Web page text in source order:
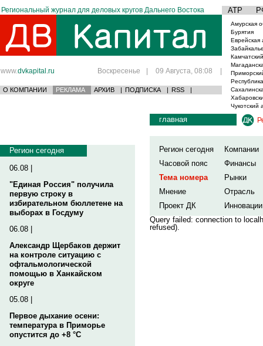
Региональный журнал для деловых кругов Дальнего Востока АТР
www.dvkapital.ru Воскресенье | 09 Августа, 08:08 |
О КОМПАНИИ РЕКЛАМА АРХИВ | ПОДПИСКА | RSS |
Амурская
Бурятия
Еврейская
Чукотский
Регион сегодня
06.08 |
"Единая Россия" получила
первую строку в
избирательном бюллетене на
выборах в Госдуму
06.08 |
Александр Щербаков держит
на контроле ситуацию с
офтальмологической
помощью в Ханкайском
округе
05.08 |
Первое дыхание осени:
температура в Приморье
опустится до +8 °C
главная
Регион сегодня
Компании
Часовой пояс
Финансы
Тема номера
Рынки
Мнение
Отрасль
Проект ДК
Инновации
Query failed: connection to
refused).